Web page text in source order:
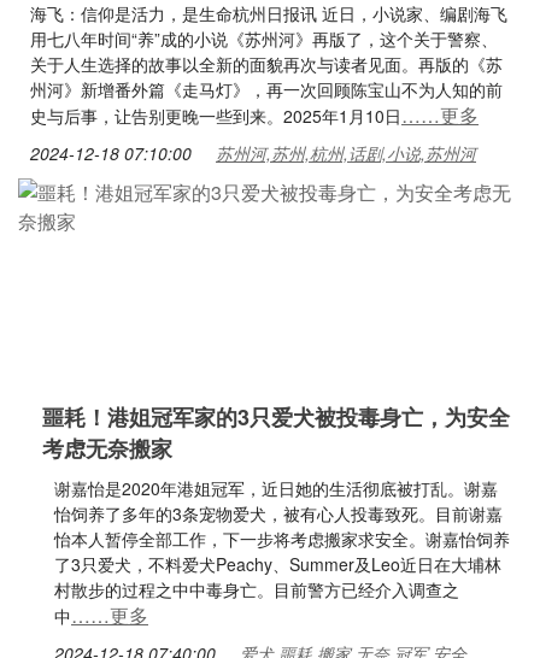
海飞：信仰是活力，是生命杭州日报讯 近日，小说家、编剧海飞
用七八年时间“养”成的小说《苏州河》再版了，这个关于警察、
关于人生选择的故事以全新的面貌再次与读者见面。再版的《苏
州河》新增番外篇《走马灯》，再一次回顾陈宝山不为人知的前
史与后事，让告别更晚一些到来。2025年1月10日……更多
2024-12-18 07:10:00 苏州河,苏州,杭州,话剧,小说,苏州河
噩耗！港姐冠军家的3只爱犬被投毒身亡，为安全
考虑无奈搬家
谢嘉怡是2020年港姐冠军，近日她的生活彻底被打乱。谢嘉
怡饲养了多年的3条宠物爱犬，被有心人投毒致死。目前谢嘉
怡本人暂停全部工作，下一步将考虑搬家求安全。谢嘉怡饲养
了3只爱犬，不料爱犬Peachy、Summer及Leo近日在大埔林
村散步的过程之中中毒身亡。目前警方已经介入调查之
中……更多
2024-12-18 07:40:00 爱犬,噩耗,搬家,无奈,冠军,安全